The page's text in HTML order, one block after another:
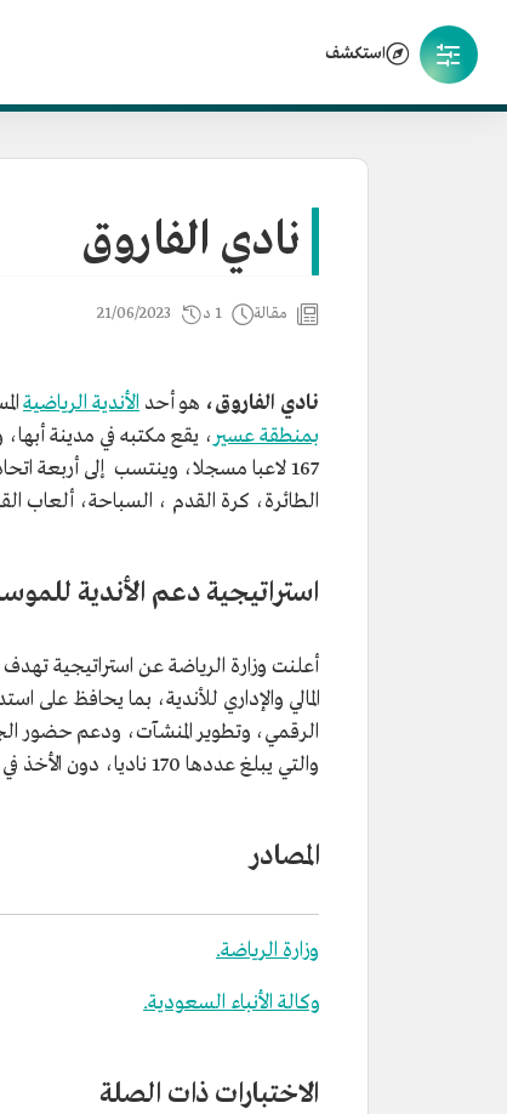
استكشف
نادي الفاروق
مقالة 1 د 21/06/2023
نادي الفاروق، هو أحد الأندية الرياضية
بمنطقة عسير، يقع مكتبه في مدينة
167 لاعبا مسجلا، وينتسب إلى أربعة
الطائرة، كرة القدم ، السباحة، ألعاب
استراتيجية دعم الأندية للموسم
أعلنت وزارة الرياضة عن استراتيجية
المالي والإداري للأندية، بما يحافظ
الرقمي، وتطوير المنشآت، ودعم حضور
والتي يبلغ عددها 170 ناديا، دون الأخذ في الاعتبار درجة النادي في دوري كرة القدم.
المصادر
وزارة الرياضة.
وكالة الأنباء السعودية.
الاختبارات ذات الصلة